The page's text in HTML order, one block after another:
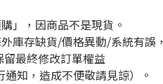
」，因商品不是現貨。
庫存缺貨/價格異動/系統有誤，
留最終修改訂單權益
知，造成不便敬請見諒）。